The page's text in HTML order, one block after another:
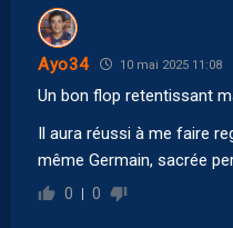
Ayo34 10 mai 2025 11:08
Un bon flop retentissant
Il aura réussi à me faire
même Germain, sacrée
0 0